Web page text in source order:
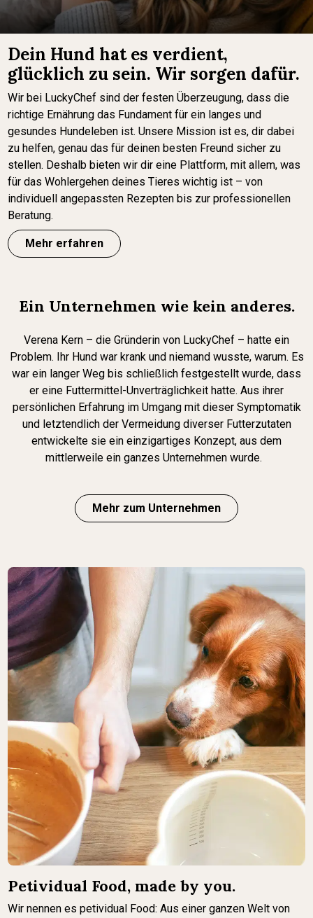
Dein Hund hat es verdient,
glücklich zu sein. Wir sorgen dafür.
Wir bei LuckyChef sind der festen Überzeugung, dass die
richtige Ernährung das Fundament für ein langes und
gesundes Hundeleben ist. Unsere Mission ist es, dir dabei
zu helfen, genau das für deinen besten Freund sicher zu
stellen. Deshalb bieten wir dir eine Plattform, mit allem, was
für das Wohlergehen deines Tieres wichtig ist – von
individuell angepassten Rezepten bis zur professionellen
Beratung.
Mehr erfahren
Ein Unternehmen wie kein anderes.
Verena Kern – die Gründerin von LuckyChef – hatte ein
Problem. Ihr Hund war krank und niemand wusste, warum. Es
war ein langer Weg bis schließlich festgestellt wurde, dass
er eine Futtermittel-Unverträglichkeit hatte. Aus ihrer
persönlichen Erfahrung im Umgang mit dieser Symptomatik
und letztendlich der Vermeidung diverser Futterzutaten
entwickelte sie ein einzigartiges Konzept, aus dem
mittlerweile ein ganzes Unternehmen wurde.
Mehr zum Unternehmen
Petividual Food, made by you.
Wir nennen es petividual Food: Aus einer ganzen Welt von